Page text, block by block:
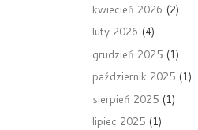
kwiecień 2026 (2)
luty 2026 (4)
grudzień 2025 (1)
październik 2025 (1)
sierpień 2025 (1)
lipiec 2025 (1)